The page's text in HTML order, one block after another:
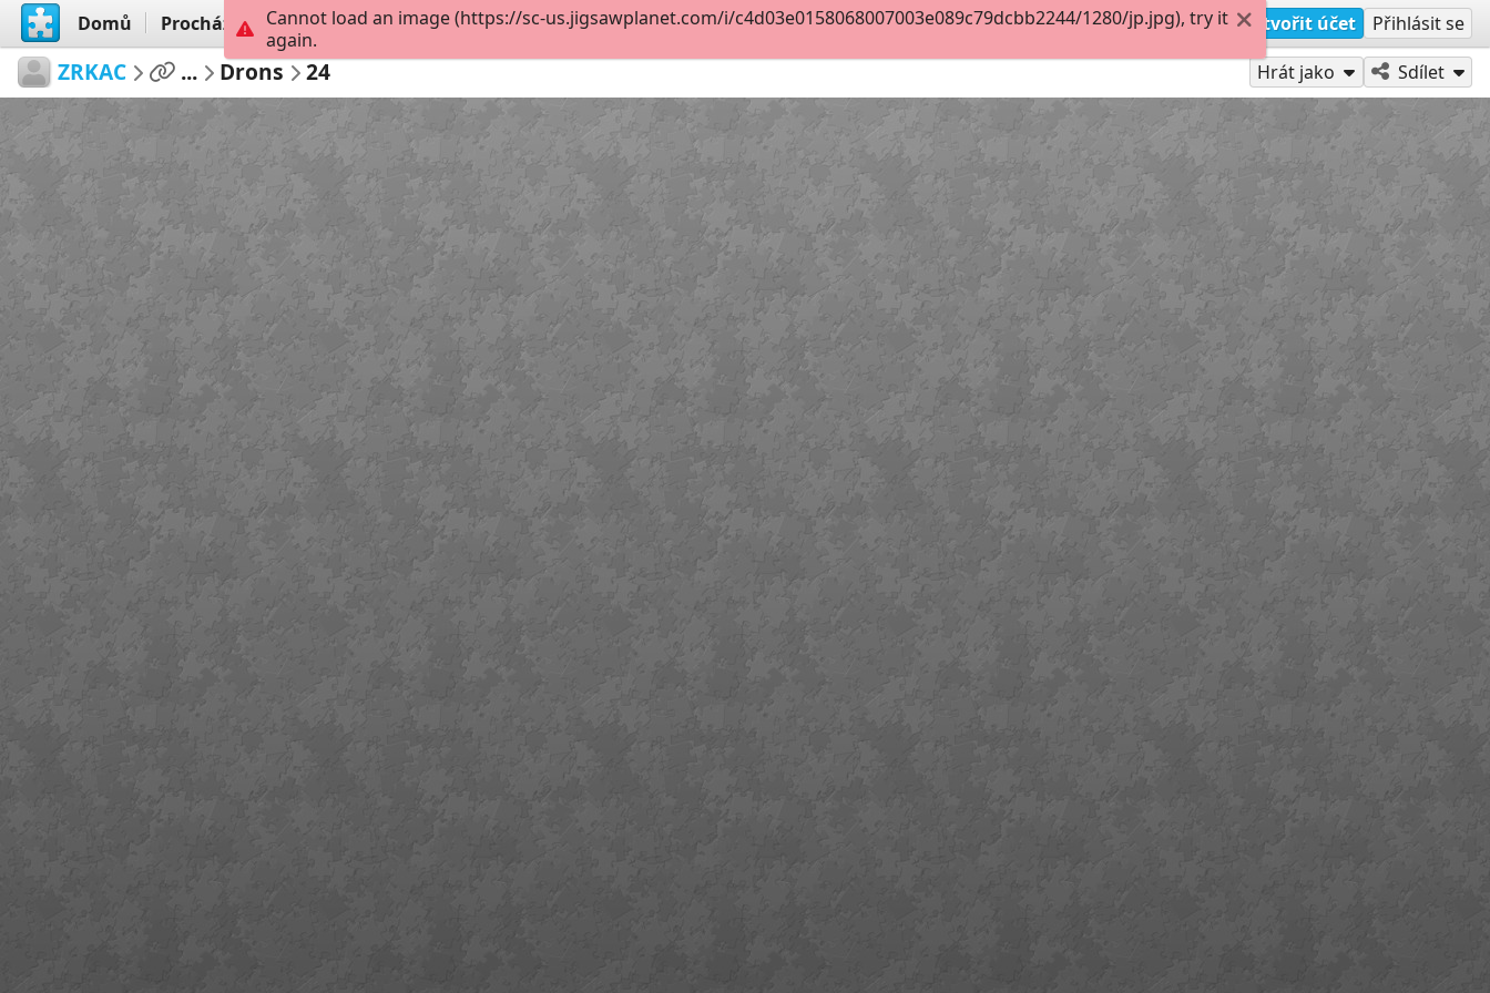
Domů Procházet Vytvořit Vytvořit účet Přihlásit se
ZRKAC ... Drons 24 Hrát jako Sdílet
Cannot load an image (https://sc-us.jigsawplanet.com/i/c4d03e0158068007003e089c79dcbb2244/1280/jp.jpg), try it
again.